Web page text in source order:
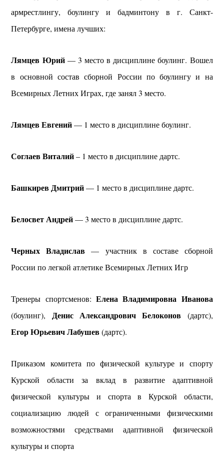
армрестлингу, боулингу и бадминтону в г. Санкт-
Петербурге, имена лучших:
Лямцев Юрий— 3 место в дисциплине боулинг. Вошел
в основной состав сборной России по боулингу и на
Всемирных Летних Играх, где занял 3 место.
Лямцев Евгений— 1 место в дисциплине боулинг.
Соглаев Виталий– 1 место в дисциплине дартс.
Башкирев Дмитрий— 1 место в дисциплине дартс.
Белосвет Андрей— 3 место в дисциплине дартс.
Черных Владислав — участник в составе сборной
России по легкой атлетике Всемирных Летних Игр
Тренеры спортсменов: Елена Владимировна Иванова
(боулинг), Денис Александрович Белоконов (дартс),
Егор Юрьевич Лабушев(дартс).
Приказом комитета по физической культуре и спорту
Курской области за вклад в развитие адаптивной
физической культуры и спорта в Курской области,
социализацию людей с ограниченными физическими
возможностями средствами адаптивной физической
культуры и спорта